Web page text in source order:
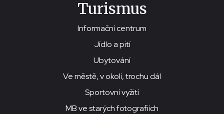
Turismus
Informační centrum
Jídlo a pití
Ubytování
Ve městě, v okolí, trochu dál
Sportovní vyžití
MB ve starých fotografiích